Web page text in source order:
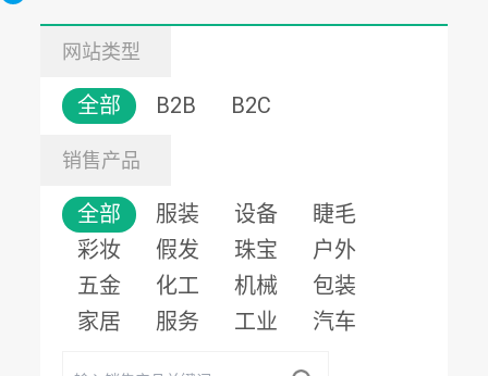
网站类型
全部 B2B B2C
销售产品
全部 服装 设备
睫毛
彩妆
假发 珠宝
户外
五金
化工 机械
包装
家居
服务 工业 汽车